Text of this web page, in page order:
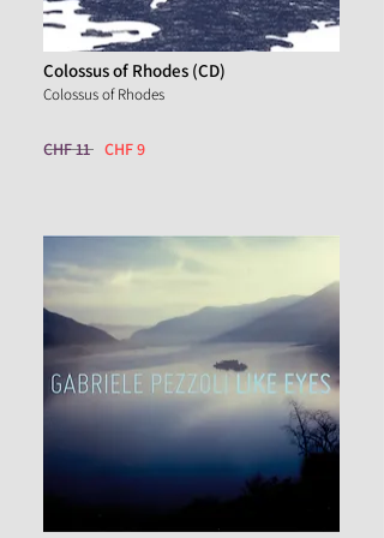
Colossus of Rhodes (CD)
Colossus of Rhodes
CHF 11 CHF9